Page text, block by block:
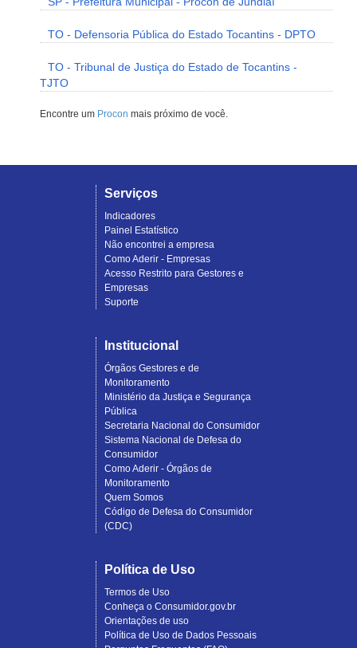
TO - Defensoria Pública do Estado Tocantins - DPTO
TO - Tribunal de Justiça do Estado de Tocantins -
TJTO
Encontre um Procon mais próximo de você.
Serviços
Indicadores
Painel Estatístico
Não encontrei a empresa
Como Aderir - Empresas
Acesso Restrito para Gestores e
Empresas
Suporte
Institucional
Órgãos Gestores e de
Monitoramento
Ministério da Justiça e Segurança
Pública
Secretaria Nacional do Consumidor
Sistema Nacional de Defesa do
Consumidor
Como Aderir - Órgãos de
Monitoramento
Quem Somos
Código de Defesa do Consumidor
(CDC)
Política de Uso
Termos de Uso
Conheça o Consumidor.gov.br
Orientações de uso
Política de Uso de Dados Pessoais